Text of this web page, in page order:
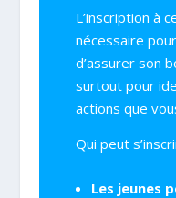
L’inscription à
nécessaire
d’assurer son
surtout pour
actions que
Qui peut
Les jeunes